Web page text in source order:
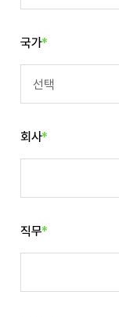
국가*
선택
회사*
직무*